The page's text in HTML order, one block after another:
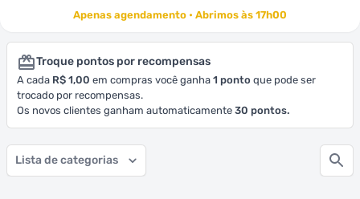
Apenas agendamento • Abrimos às 17h00
Troque pontos por recompensas
A cada R$ 1,00 em compras você ganha 1 ponto que pode ser
trocado por recompensas.
Os novos clientes ganham automaticamente 30 pontos.
Lista de categorias